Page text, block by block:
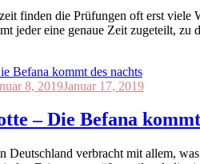
finden die Prüfungen oft erst
jeder eine genaue Zeit zugeteilt,
8, 2019Januar 17, 2019
– Die Befana
Deutschland verbracht mit allem,